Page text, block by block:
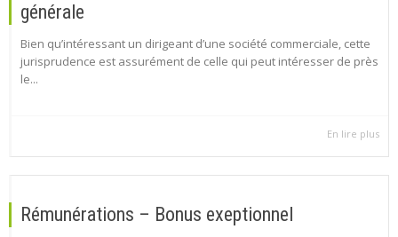
générale
Bien qu’intéressant un dirigeant d’une société commerciale, cette
jurisprudence est assurément de celle qui peut intéresser de près
le...
En lire plus
Rémunérations – Bonus exeptionnel